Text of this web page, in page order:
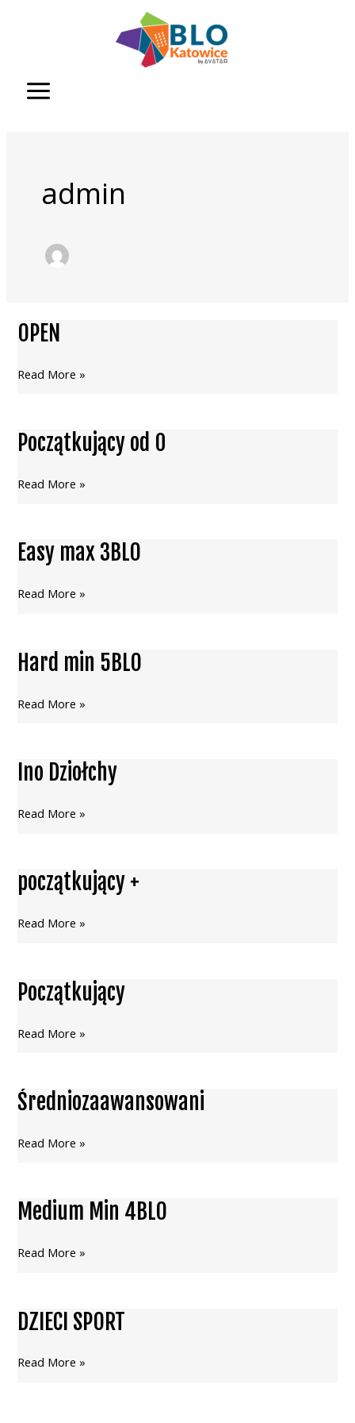
admin
OPEN
OPEN
Read More »
Początkujący od 0
Początkujący
0
Read More »
Easy max 3BLO
Easy
3BLO
Read More »
Hard min 5BLO
Hard
5BLO
Read More »
Ino Dziołchy
Ino
Read More »
początkujący +
początkujący
+
Read More »
Początkujący
Początkujący
Read More »
Średniozaawansowani
Średniozaawansowani
Read More »
Medium Min 4BLO
Medium
4BLO
Read More »
DZIECI SPORT
DZIECI
Read More »